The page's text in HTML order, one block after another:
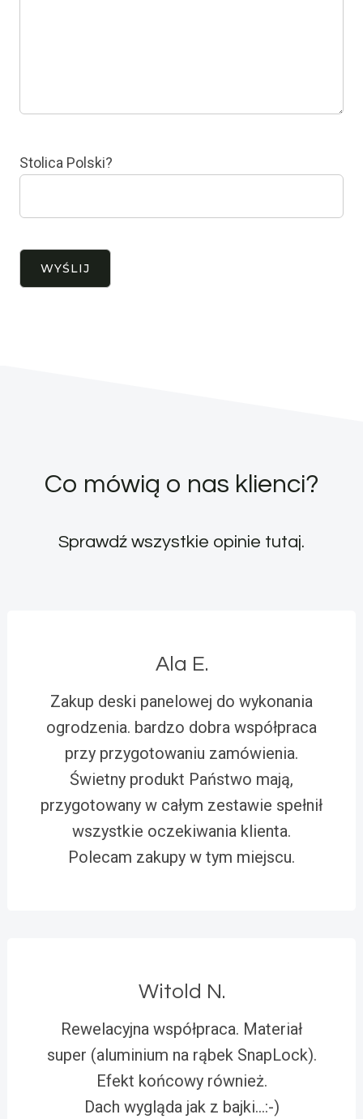
Stolica Polski?
Co mówią o nas klienci?
Sprawdź wszystkie opinie tutaj.
Ala E.
Zakup deski panelowej do wykonania
ogrodzenia. bardzo dobra współpraca
przy przygotowaniu zamówienia.
Świetny produkt Państwo mają,
przygotowany w całym zestawie spełnił
wszystkie oczekiwania klienta.
Polecam zakupy w tym miejscu.
Witold N.
Rewelacyjna współpraca. Materiał
super (aluminium na rąbek SnapLock).
Efekt końcowy również.
Dach wygląda jak z bajki…:-)